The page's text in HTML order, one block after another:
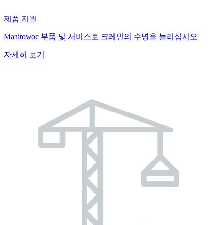
제품 지원
Manitowoc 부품 및 서비스로 크레인의 수명을 늘리십시오
자세히 보기